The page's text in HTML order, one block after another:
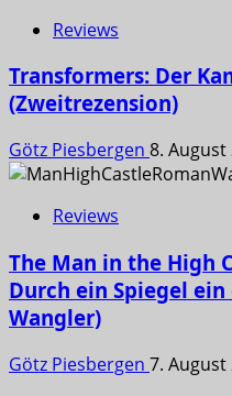
Reviews
Transformers: Der
(Zweitrezension)
Götz Piesbergen 8. August
Reviews
The Man in the High
Durch ein Spiegel
Wangler)
Götz Piesbergen 7. August